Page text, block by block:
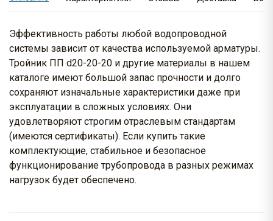
Эффективность работы любой водопроводной
системы зависит от качества используемой арматуры.
Тройник ПП d20-20-20 и другие материалы в нашем
каталоге имеют большой запас прочности и долго
сохраняют изначальные характеристики даже при
эксплуатации в сложных условиях. Они
удовлетворяют строгим отраслевым стандартам
(имеются сертификаты). Если купить такие
комплектующие, стабильное и безопасное
функционирование трубопровода в разных режимах
нагрузок будет обеспечено.